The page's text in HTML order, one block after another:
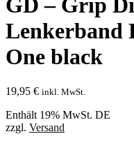
GD – Grip
Lenkerband
One black
19,95 € inkl. MwSt.
Enthält 19% MwSt. DE
zzgl. Versand